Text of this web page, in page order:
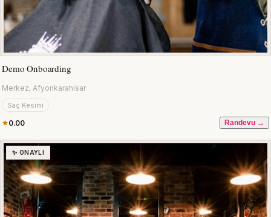
Demo Onboarding
Merkez, Afyonkarahisar
Saç Kesimi
0.00 Randevu →
✨ ONAYLI